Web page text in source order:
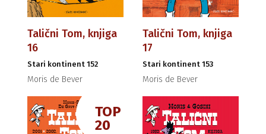
Talični Tom, knjiga
16
Stari kontinent 152
Moris de Bever
Talični Tom, knjiga
17
Stari kontinent 153
Moris de Bever
TOP
20